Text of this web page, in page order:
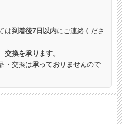
は到着後7日以内にご連絡くださ
交換を承ります。
・交換は承っておりませんので